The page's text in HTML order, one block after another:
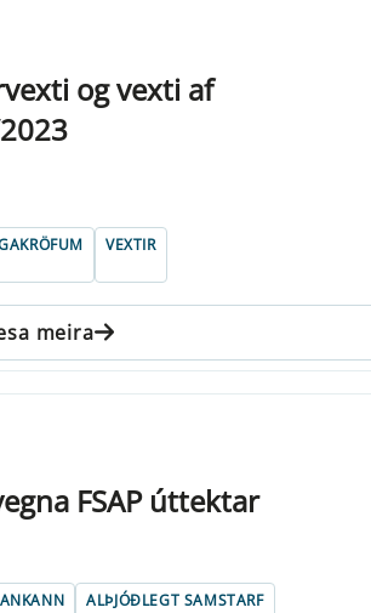
og vexti af
VEXTIR
meira
FSAP úttektar
ALÞJÓÐLEGT SAMSTARF